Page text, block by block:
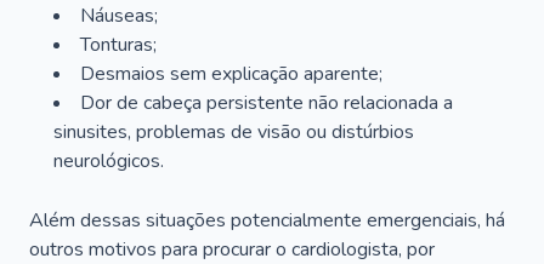
Náuseas;
Tonturas;
Desmaios sem explicação aparente;
Dor de cabeça persistente não relacionada a
sinusites, problemas de visão ou distúrbios
neurológicos.
Além dessas situações potencialmente emergenciais, há
outros motivos para procurar o cardiologista, por